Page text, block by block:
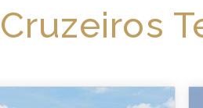
Cruzeiros